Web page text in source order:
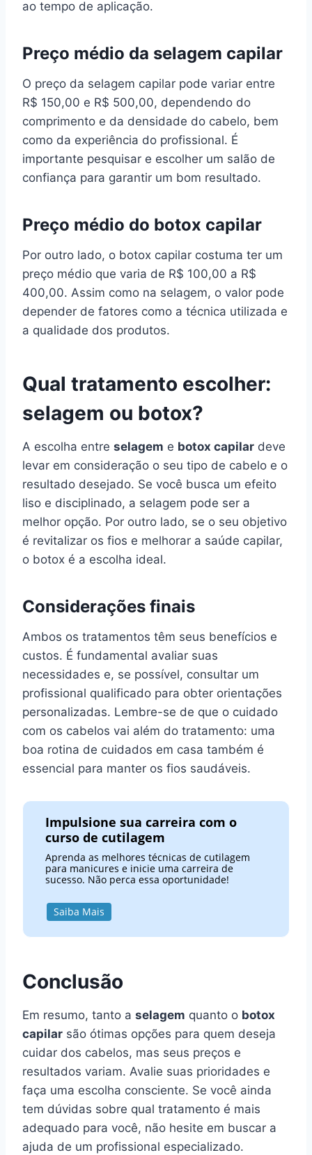
ao tempo de aplicação.
Preço médio da selagem capilar
O preço da selagem capilar pode variar entre
R$ 150,00 e R$ 500,00, dependendo do
comprimento e da densidade do cabelo, bem
como da experiência do profissional. É
importante pesquisar e escolher um salão de
confiança para garantir um bom resultado.
Preço médio do botox capilar
Por outro lado, o botox capilar costuma ter um
preço médio que varia de R$ 100,00 a R$
400,00. Assim como na selagem, o valor pode
depender de fatores como a técnica utilizada e
a qualidade dos produtos.
Qual tratamento escolher:
selagem ou botox?
A escolha entre selagem e botox capilar deve
levar em consideração o seu tipo de cabelo e o
resultado desejado. Se você busca um efeito
liso e disciplinado, a selagem pode ser a
melhor opção. Por outro lado, se o seu objetivo
é revitalizar os fios e melhorar a saúde capilar,
o botox é a escolha ideal.
Considerações finais
Ambos os tratamentos têm seus benefícios e
custos. É fundamental avaliar suas
necessidades e, se possível, consultar um
profissional qualificado para obter orientações
personalizadas. Lembre-se de que o cuidado
com os cabelos vai além do tratamento: uma
boa rotina de cuidados em casa também é
essencial para manter os fios saudáveis.
Impulsione sua carreira com o
curso de cutilagem
Aprenda as melhores técnicas de cutilagem
para manicures e inicie uma carreira de
sucesso. Não perca essa oportunidade!
Saiba Mais
Conclusão
Em resumo, tanto a selagem quanto o botox
capilar são ótimas opções para quem deseja
cuidar dos cabelos, mas seus preços e
resultados variam. Avalie suas prioridades e
faça uma escolha consciente. Se você ainda
tem dúvidas sobre qual tratamento é mais
adequado para você, não hesite em buscar a
ajuda de um profissional especializado.